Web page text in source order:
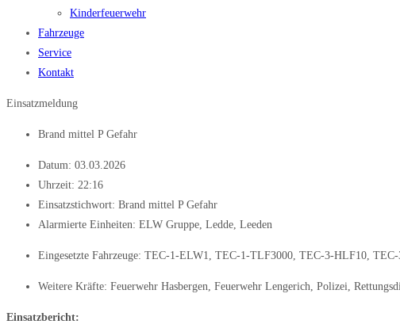
Kinderfeuerwehr
Fahrzeuge
Service
Kontakt
Einsatzmeldung
Brand mittel P Gefahr
Datum: 03.03.2026
Uhrzeit: 22:16
Einsatzstichwort: Brand mittel P Gefahr
Alarmierte Einheiten: ELW Gruppe Ledde Leeden
Eingesetzte Fahrzeuge: TEC-1-ELW1 TEC-1-TLF3000 TEC-3-HLF10
Weitere Kräfte: Feuerwehr Hasbergen Feuerwehr Lengerich Polizei
Einsatzbericht: